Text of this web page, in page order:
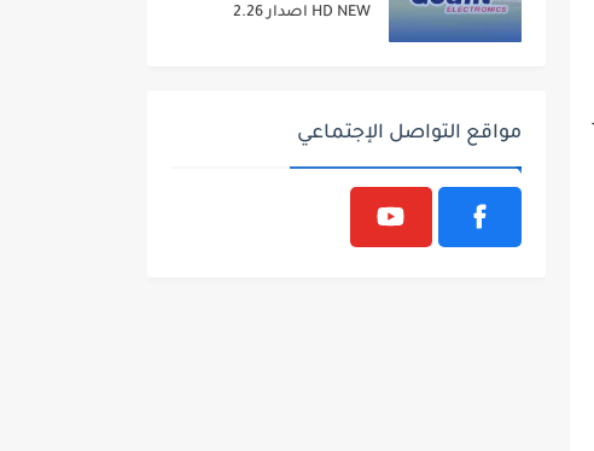
HD NEW اصدار 2.26
مواقع التواصل الإجتماعي